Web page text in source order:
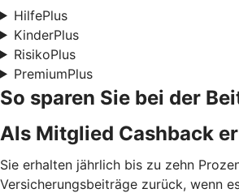
HilfePlus
KinderPlus
RisikoPlus
PremiumPlus
So sparen Sie bei der
Als Mitglied Cashback
Sie erhalten jährlich bis zu zehn
Versicherungsbeiträge zurück, wenn